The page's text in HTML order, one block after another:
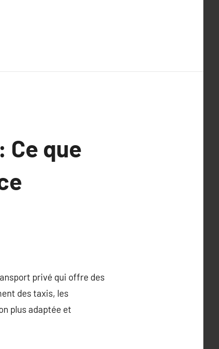
Ce que
privé qui offre des
des taxis, les
plus adaptée et